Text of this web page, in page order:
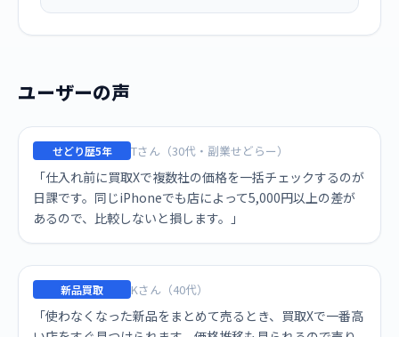
ユーザーの声
せどり歴5年 Tさん（30代・副業せどらー）
「仕入れ前に買取Xで複数社の価格を一括チェックするのが
日課です。同じiPhoneでも店によって5,000円以上の差が
あるので、比較しないと損します。」
新品買取 Kさん（40代）
「使わなくなった新品をまとめて売るとき、買取Xで一番高